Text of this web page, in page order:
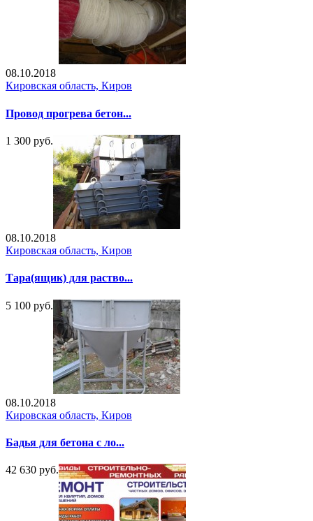
08.10.2018
Кировская область, Киров
Провод прогрева бетон...
1 300 руб.
08.10.2018
Кировская область, Киров
Тара(ящик) для раство...
5 100 руб.
08.10.2018
Кировская область, Киров
Бадья для бетона с ло...
42 630 руб.